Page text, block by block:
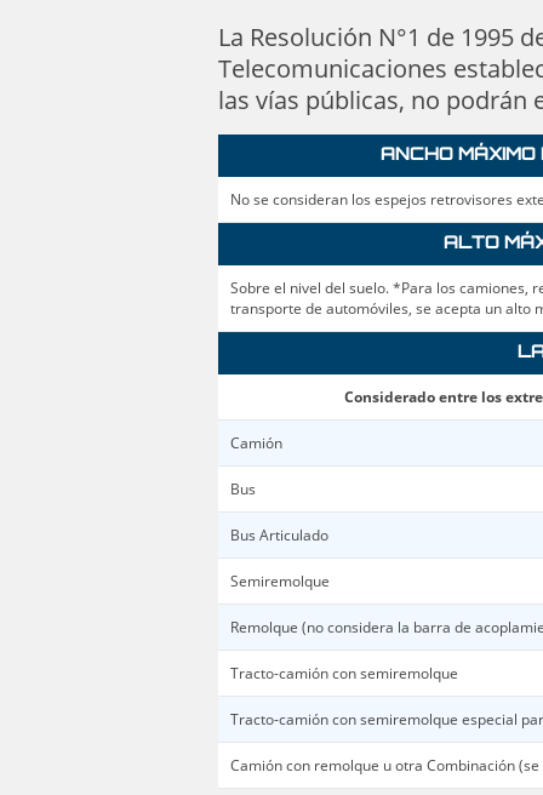
La Resolución N°1 de 1995
Telecomunicaciones
las vías públicas, no podrán
ANCHO
No se consideran los espejos retrovisores
ALTO
Sobre el nivel del suelo. *Para los camiones,
transporte de automóviles, se acepta un alto
Considerado entre los
Camión
Bus
Bus Articulado
Semiremolque
Remolque (no considera la barra de
Tracto-camión con semiremolque
Tracto-camión con semiremolque especial
Camión con remolque u otra Combinación